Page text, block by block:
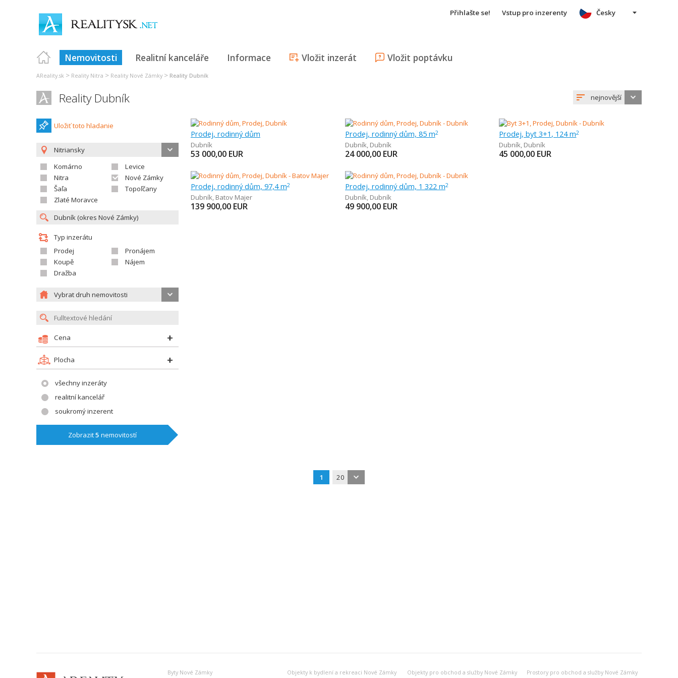
Přihlašte se! Vstup pro inzerenty
Nemovitosti Realitní kanceláře Informace Vložit inzerát Vložit poptávku
Česky
AReality.sk > Reality Nitra > Reality Nové Zámky > Reality Dubník
Reality Dubník nejnovější
Uložiť toto hladanie
Nitriansky
Komárno
Levice
Nitra
Nové Zámky
Šaľa
Topoľčany
Zlaté Moravce
Typ inzerátu
Prodej
Pronájem
Koupě
Nájem
Dražba
Vybrat druh nemovitosti
Cena
Plocha
všechny inzeráty
realitní kancelář
soukromý inzerent
Zobrazit5 nemovitostí
Prodej, rodinný dům
Dubník
53 000,00 EUR
Prodej, rodinný dům, 85 m2
Dubník, Dubník
24 000,00 EUR
Prodej, byt 3+1, 124 m2
Dubník, Dubník
45 000,00 EUR
Prodej, rodinný dům, 97,4 m2
Dubník, Batov Majer
139 900,00 EUR
Prodej, rodinný dům, 1 322 m2
Dubník, Dubník
49 900,00 EUR
1 20
Byty Nové Zámky Objekty k bydlení a rekreaci Nové Zámky Objekty pro obchod a služby Nové Zámky
Prostory pro obchod a služby Nové Zámky